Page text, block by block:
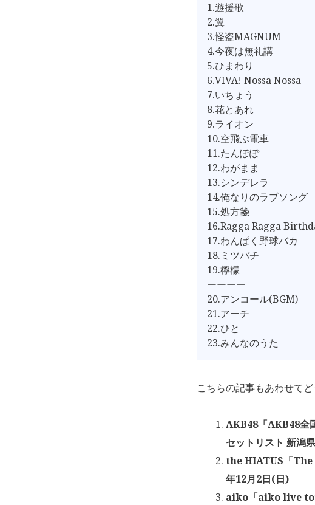
1.遊援歌
2.翼
3.怪盗MAGNUM
4.今夜は無礼講
5.ひまわり
6.VIVA! Nossa Nossa
7.いちょう
8.花とあれ
9.ライオン
10.空飛ぶ電車
11.たんぽぽ
12.わがまま
13.シンデレラ
14.俺なりのラブソング
15.処方箋
16.Ragga Ragga
17.わんぱく野球バカ
18.ミツバチ
19.檸檬
ーーーー
20.アンコール(BGM)
21.アーチ
22.ひと
23.みんなのうた
こちらの記事もあわせてど
AKB48「AKB48全
セットリスト 新潟
the HIATUS「The
年12月2日(日)
aiko「aiko live